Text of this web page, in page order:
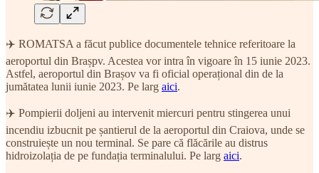
✈️ ROMATSA a făcut publice documentele tehnice referitoare la
aeroportul din Brașpv. Acestea vor intra în vigoare în 15 iunie 2023.
Astfel, aeroportul din Brașov va fi oficial operațional din de la
jumătatea lunii iunie 2023. Pe larg aici.
✈️ Pompierii doljeni au intervenit miercuri pentru stingerea unui
incendiu izbucnit pe șantierul de la aeroportul din Craiova, unde se
construiește un nou terminal. Se pare că flăcările au distrus
hidroizolația de pe fundația terminalului. Pe larg aici.